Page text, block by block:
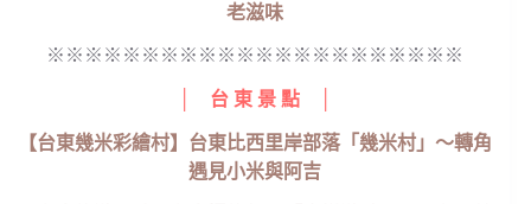
老滋味
※※※※※※※※※※※※※※※※※※※※※※
│ 台 東 景 點 │
【台東幾米彩繪村】台東比西里岸部落「幾米村」～轉角
遇見小米與阿吉